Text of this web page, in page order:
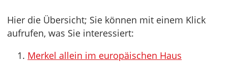
Hier die Übersicht; Sie können mit einem Klick
aufrufen, was Sie interessiert:
Merkel allein im europäischen Haus